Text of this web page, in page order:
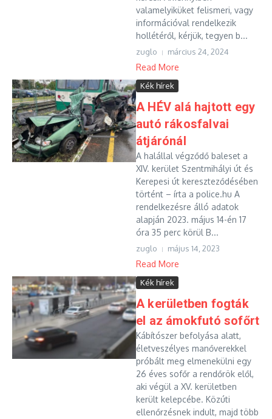
valamelyiküket felismeri, vagy
információval rendelkezik
hollétéről, kérjük, tegyen b...
zuglo március 24, 2024
Read More
Kék hírek
A HÉV alá hajtott egy
autó rákosfalvai
átjárónál
A halállal végződő baleset a
XIV. kerület Szentmihályi út és
Kerepesi út kereszteződésében
történt – írta a police.hu A
rendelkezésre álló adatok
alapján 2023. május 14-én 17
óra 35 perc körül B...
zuglo május 14, 2023
Read More
Kék hírek
A kerületben fogták
el az ámokfutó sofőrt
Kábítószer befolyása alatt,
életveszélyes manőverekkel
próbált meg elmenekülni egy
26 éves sofőr a rendőrök elől,
aki végül a XV. kerületben
került kelepcébe. Közúti
ellenőrzésnek indult, majd több